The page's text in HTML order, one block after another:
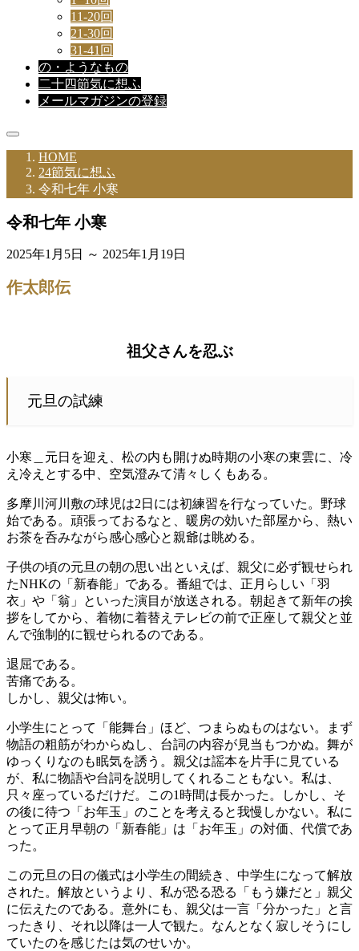
11-20回
21-30回
31-41回
の・ようなもの
二十四節気に想ふ
メールマガジンの登録
HOME
24節気に想ふ
令和七年 小寒
令和七年 小寒
2025年1月5日 ～ 2025年1月19日
作太郎伝
祖父さんを忍ぶ
元旦の試練
小寒＿元日を迎え、松の内も開けぬ時期の小寒の東雲に、冷
え冷えとする中、空気澄みて清々しくもある。
多摩川河川敷の球児は2日には初練習を行なっていた。野球
始である。頑張っておるなと、暖房の効いた部屋から、熱い
お茶を呑みながら感心感心と親爺は眺める。
子供の頃の元旦の朝の思い出といえば、親父に必ず観せられ
たNHKの「新春能」である。番組では、正月らしい「羽
衣」や「翁」といった演目が放送される。朝起きて新年の挨
拶をしてから、着物に着替えテレビの前で正座して親父と並
んで強制的に観せられるのである。
退屈である。
苦痛である。
しかし、親父は怖い。
小学生にとって「能舞台」ほど、つまらぬものはない。まず
物語の粗筋がわからぬし、台詞の内容が見当もつかぬ。舞が
ゆっくりなのも眠気を誘う。親父は謡本を片手に見ている
が、私に物語や台詞を説明してくれることもない。私は、
只々座っているだけだ。この1時間は長かった。しかし、そ
の後に待つ「お年玉」のことを考えると我慢しかない。私に
とって正月早朝の「新春能」は「お年玉」の対価、代償であ
った。
この元旦の日の儀式は小学生の間続き、中学生になって解放
された。解放というより、私が恐る恐る「もう嫌だと」親父
に伝えたのである。意外にも、親父は一言「分かった」と言
ったきり、それ以降は一人で観た。なんとなく寂しそうにし
ていたのを感じたは気のせいか。